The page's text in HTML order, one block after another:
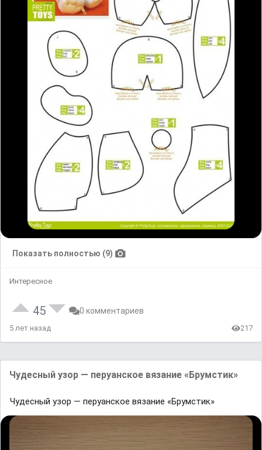
Показать полностью (9)
Интересное
45 0 комментариев
5 лет назад 217
Чудесный узор — перуанское вязание «Брумстик»
Чудесный узор — перуанское вязание «Брумстик»